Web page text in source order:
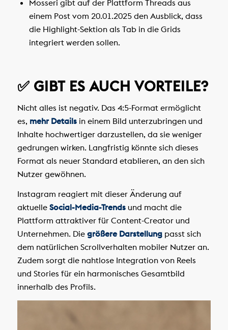
Mosseri gibt auf der Plattform Threads aus
einem Post vom 20.01.2025 den Ausblick, dass
die Highlight-Sektion als Tab in die Grids
integriert werden sollen.
✅ GIBT ES AUCH VORTEILE?
Nicht alles ist negativ. Das 4:5-Format ermöglicht
es, mehr Detailsin einem Bild unterzubringen und
Inhalte hochwertiger darzustellen, da sie weniger
gedrungen wirken. Langfristig könnte sich dieses
Format als neuer Standard etablieren, an den sich
Nutzer gewöhnen.
Instagram reagiert mit dieser Änderung auf
aktuelle Social-Media-Trendsund macht die
Plattform attraktiver für Content-Creator und
Unternehmen. Die größere Darstellungpasst sich
dem natürlichen Scrollverhalten mobiler Nutzer an.
Zudem sorgt die nahtlose Integration von Reels
und Stories für ein harmonisches Gesamtbild
innerhalb des Profils.